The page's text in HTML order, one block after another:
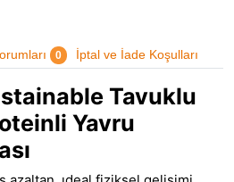
0 İptal ve İade Koşulları
Tavuklu
Yavru